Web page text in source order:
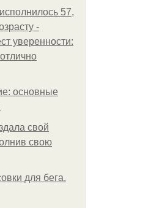
57,
-
уверенности:
основные
свой
свою
для бега.